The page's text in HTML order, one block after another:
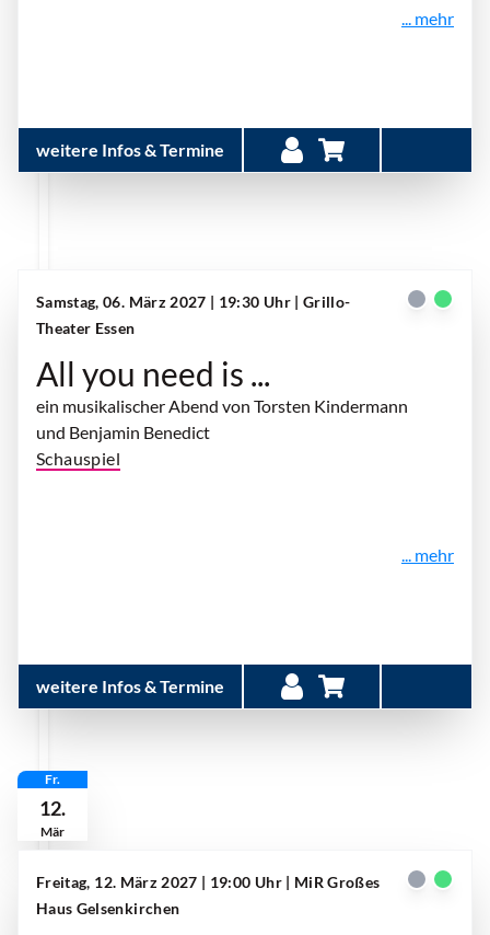
... mehr
weitere Infos & Termine
Samstag, 06. März 2027 | 19:30 Uhr | Grillo-
Theater Essen
All you need is ...
ein musikalischer Abend von Torsten Kindermann
und Benjamin Benedict
Schauspiel
... mehr
weitere Infos & Termine
Fr.
12.
Mär
Freitag, 12. März 2027 | 19:00 Uhr | MiR Großes
Haus Gelsenkirchen